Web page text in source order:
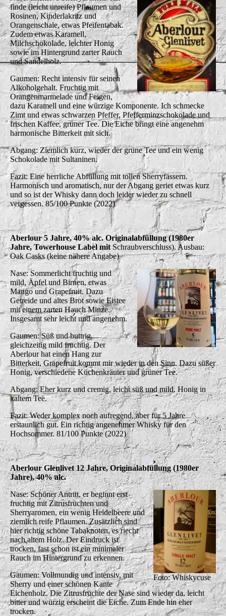
finde (leicht unreife) Pflaumen und
Rosinen, Kinderlakritz und
Orangenschale, etwas Pfeifentabak.
Zudem etwas Karamell,
Milchschokolade, leichter Honig
sowie im Hintergrund zarter Rauch
und Sandelholz.
Gaumen: Recht intensiv für seinen
Alkoholgehalt. Fruchtig mit
Orangenmarmelade und Feigen,
dazu Karamell und eine würzige Komponente. Ich schmecke
Zimt und etwas schwarzen Pfeffer, Pfefferminzschokolade und
frischen Kaffee, grüner Tee. Die Eiche bringt eine angenehm
harmonische Bitterkeit mit sich.
Abgang: Ziemlich kurz, wieder der grüne Tee und ein wenig
Schokolade mit Sultaninen.
Fazit: Eine herrliche Abfüllung mit tollen Sherryfässern.
Harmonisch und aromatisch, nur der Abgang geriet etwas kurz
und so ist der Whisky dann doch leider wieder zu schnell
vergessen. 85/100 Punkte (2022)
Aberlour 5 Jahre, 40% alc. Originalabfüllung (1980er
Jahre, Towerhouse Label mit Schraubverschluss). Ausbau:
Oak Casks (keine nähere Angabe)
Nase: Sommerlicht fruchtig und
mild, Äpfel und Birnen, etwas
Mango und Grapefruit. Dazu
Getreide und altes Brot sowie Eistee
mit einem zarten Hauch Minze.
Insgesamt sehr leicht und angenehm.
Gaumen: Süß und buttrig,
gleichzeitig mild fruchtig. Der
Aberlour hat einen Hang zur
Bitterkeit, Grapefruit kommt mir wieder in den Sinn. Dazu süßer
Honig, verschiedene Küchenkräuter und grüner Tee.
Abgang: Eher kurz und cremig, leicht süß und mild. Honig in
kaltem Tee.
Fazit: Weder komplex noch aufregend, aber für 5 Jahre
erstaunlich gut. Ein richtig angenehmer Whisky für den
Hochsommer. 81/100 Punkte (2022)
Aberlour Glenlivet 12 Jahre, Originalabfüllung (1980er
Jahre), 40% alc.
Foto: Whiskycuse
Nase: Schöner Antritt, er beginnt erst
fruchtig mit Zitrusfrüchten und
Sherryaromen, ein wenig Heidelbeere und
ziemlich reife Pflaumen. Zusätzlich sind
hier richtig schöne Tabaknoten, es riecht
nach altem Holz. Der Eindruck ist
trocken, fast schon ist ein minimaler
Rauch im Hintergrund zu erkennen.
Gaumen: Vollmundig und intensiv, mit
Sherry und einer schönen Kante
Eichenholz. Die Zitrusfrüchte der Nase sind wieder da, leicht
bitter und würzig erscheint die Eiche. Zum Ende hin eher
trocken.